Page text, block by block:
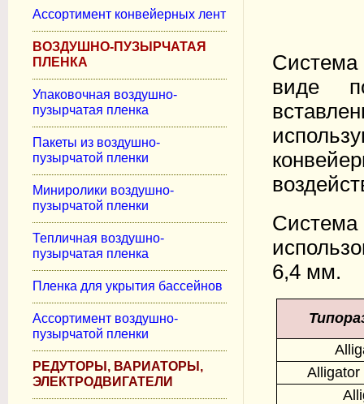
виде
6,4 мм.
Alligator
Ассортимент конвейерных лент
ВОЗДУШНО-ПУЗЫРЧАТАЯ
ПЛЕНКА
Упаковочная воздушно-
пузырчатая пленка
Пакеты из воздушно-
пузырчатой пленки
Миниролики воздушно-
пузырчатой пленки
Тепличная воздушно-
пузырчатая пленка
Пленка для укрытия бассейнов
Ассортимент воздушно-
пузырчатой пленки
РЕДУТОРЫ, ВАРИАТОРЫ,
ЭЛЕКТРОДВИГАТЕЛИ